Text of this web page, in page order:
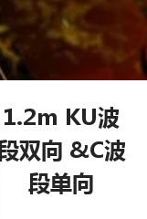
1.2m KU波
双向 &C波
段单向